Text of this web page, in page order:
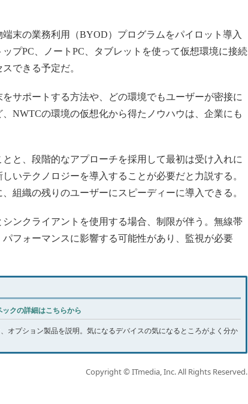
末の業務利用（BYOD）プログラムをパイロット導入
プPC、ノートPC、タブレットを使って仮想環境に接続
できる予定だ。
サポートする方法や、どの環境でもユーザーが密接に
NWTCの環境の仮想化から得たノウハウは、企業にも
と、段階的なアプローチを採用して最初は受け入れに
いテクノロジーを導入することが必要だと力説する。
組織の残りのユーザーにスピーディーに導入できる。
ンクライアントを使用する場合、制限が伴う。無線帯
フォーマンスに影響する可能性があり、監視が必要
クの詳細はこちらから
、オプション製品を説明。気になるデバイスの気になるところがよく分か
Copyright © ITmedia, Inc. All Rights Reserved.